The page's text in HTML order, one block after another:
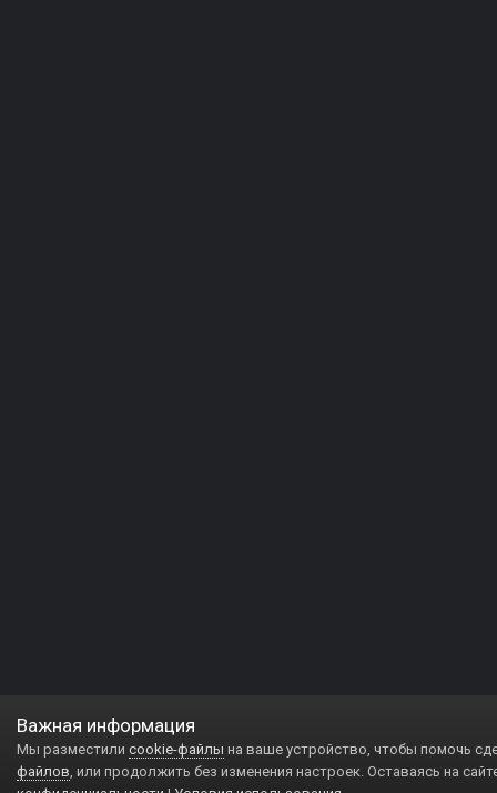
Важная информация
Мы разместили cookie-файлы на ваше устройство, чтобы помочь
файлов, или продолжить без изменения настроек. Оставаясь на